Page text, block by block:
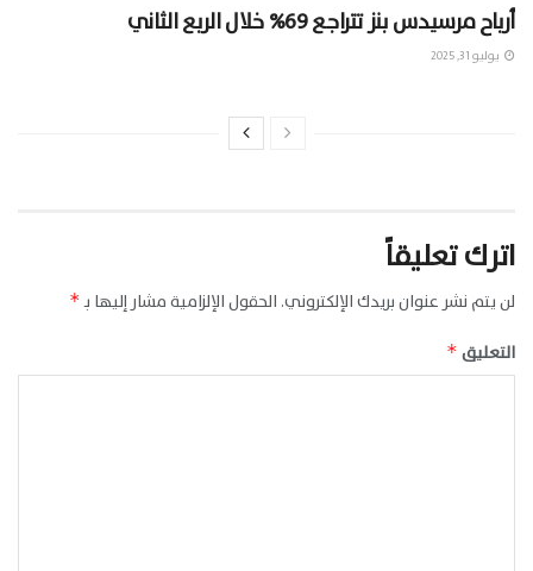
أرباح مرسيدس بنز تتراجع 69% خلال الربع الثاني
يوليو 31, 2025
اترك تعليقاً
لن يتم نشر عنوان بريدك الإلكتروني. الحقول الإلزامية مشار إليها بـ*
التعليق *